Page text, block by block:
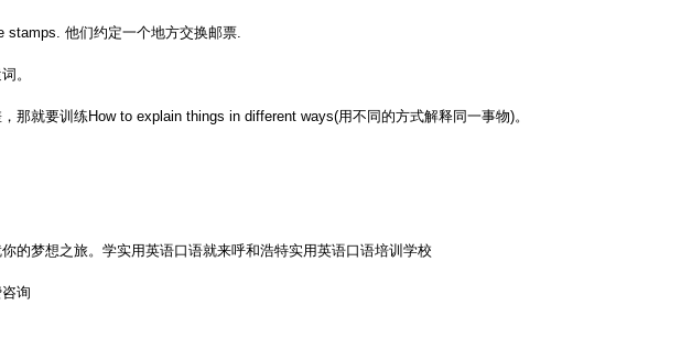
他们约定一个地方交换邮票.
。
那就要训练How to explain things in different ways(用不同的方式解释同一事物)。
的梦想之旅。学实用英语口语就来呼和浩特实用英语口语培训学校
询